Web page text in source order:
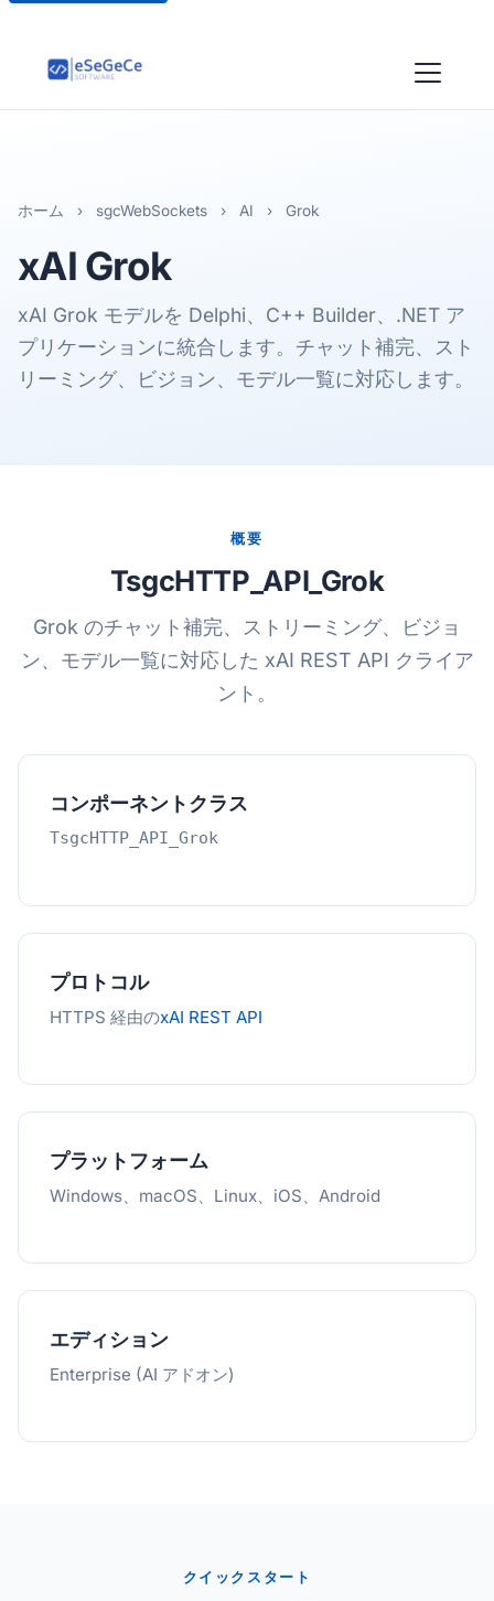
ホーム › sgcWebSockets › AI › Grok
xAI Grok
xAI Grok モデルを Delphi、C++ Builder、.NET ア
プリケーションに統合します。チャット補完、スト
リーミング、ビジョン、モデル一覧に対応します。
概要
TsgcHTTP_API_Grok
Grok のチャット補完、ストリーミング、ビジョ
ン、モデル一覧に対応した xAI REST API クライア
ント。
コンポーネントクラス
TsgcHTTP_API_Grok
プロトコル
HTTPS 経由のxAI REST API
プラットフォーム
Windows、macOS、Linux、iOS、Android
エディション
Enterprise (AI アドオン)
クイックスタート